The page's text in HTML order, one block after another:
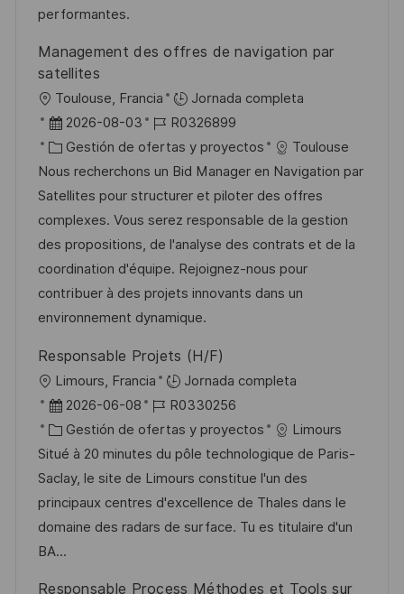
b
i
c
a
performantes.
Management des offres de navigation par
satellites
U
b
c
a
c
i
ó
n
Toulouse, Francia
Jornada completa
F
e
c
h
a
d
e
p
u
l
i
c
a
c
i
ó
n
2026-08-03
I
D
d
e
e
m
p
l
e
R0326899
C
a
t
e
g
o
r
í
Gestión de ofertas y proyectos
Toulouse
Nous recherchons un Bid Manager en Navigation par
Satellites pour structurer et piloter des offres
complexes. Vous serez responsable de la gestion
des propositions, de l'analyse des contrats et de la
coordination d'équipe. Rejoignez-nous pour
contribuer à des projets innovants dans un
environnement dynamique.
Responsable Projets (H/F)
U
b
c
a
c
i
ó
Limours, Francia
Jornada completa
F
e
c
h
a
d
e
2026-06-08
I
D
d
e
e
m
R0330256
C
a
t
e
g
o
Gestión de ofertas y proyectos
Limours
Situé à 20 minutes du pôle technologique de Paris-
Saclay, le site de Limours constitue l'un des
principaux centres d'excellence de Thales dans le
domaine des radars de surface. Tu es titulaire d'un
BA...
Responsable Process Méthodes et Tools sur